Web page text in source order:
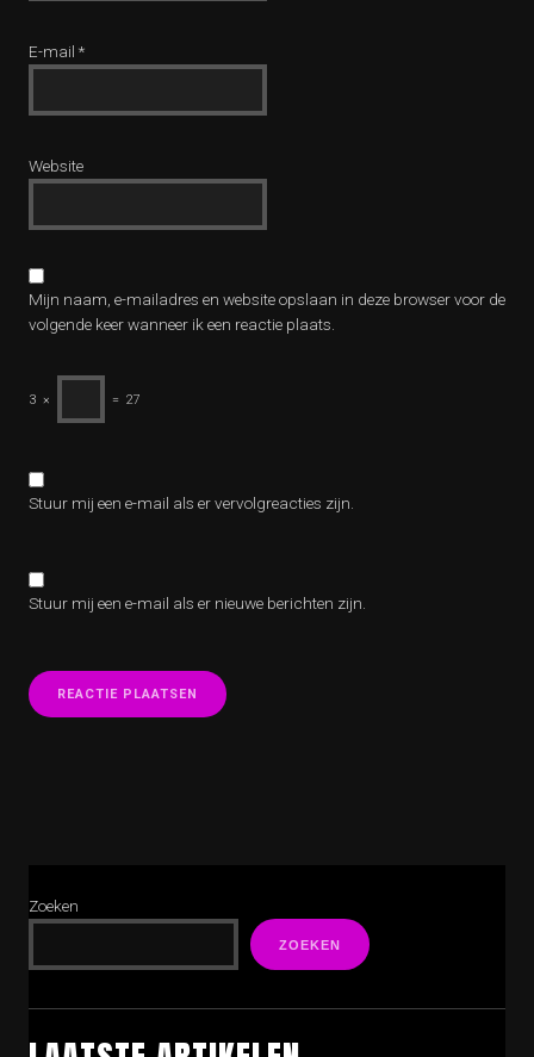
E-mail *
Website
Mijn naam, e-mailadres en website opslaan in deze browser voor de
volgende keer wanneer ik een reactie plaats.
3 × = 27
Stuur mij een e-mail als er vervolgreacties zijn.
Stuur mij een e-mail als er nieuwe berichten zijn.
Zoeken
ZOEKEN